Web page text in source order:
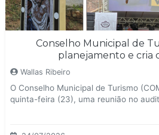
Conselho Municipal de
planejamento e cria
Wallas Ribeiro
O Conselho Municipal de Turismo
quinta-feira (23), uma reunião no